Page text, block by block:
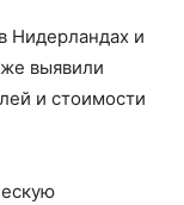
Нидерландах и
выявили
и стоимости